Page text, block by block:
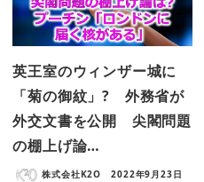
英王室のウィンザー城に
「菊の御紋」? 外務省が
外交文書を公開 尖閣問題
の棚上げ論…
株式会社K2O 2022年9月23日